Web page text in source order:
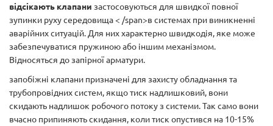
відсікають клапани застосовуються для швидкої повної
зупинки руху середовища < /span>в системах при виникненні
аварійних ситуацій. Для них характерно швидкодія, яке може
забезпечуватися пружиною або іншим механізмом.
Відносяться до запірної арматури.
запобіжні клапани призначені для захисту обладнання та
трубопровідних систем, якщо тиск надлишковий, вони
скидають надлишок робочого потоку з системи. Так само вони
вчасно припиняють скидання, коли тиск опустився на 10-15%